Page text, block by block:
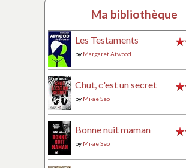
Ma bibliothèque
Les Testaments
by Margaret Atwood
Chut, c'est un secret
by Mi-ae Seo
Bonne nuit maman
by Mi-ae Seo